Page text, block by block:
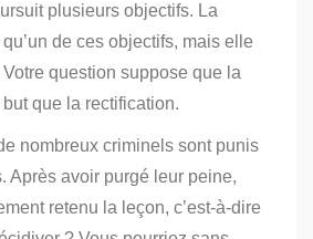
plusieurs objectifs. La
de ces objectifs, mais elle
Votre question suppose que la
que la rectification.
nombreux criminels sont punis
Après avoir purgé leur peine,
retenu la leçon, c’est-à-dire